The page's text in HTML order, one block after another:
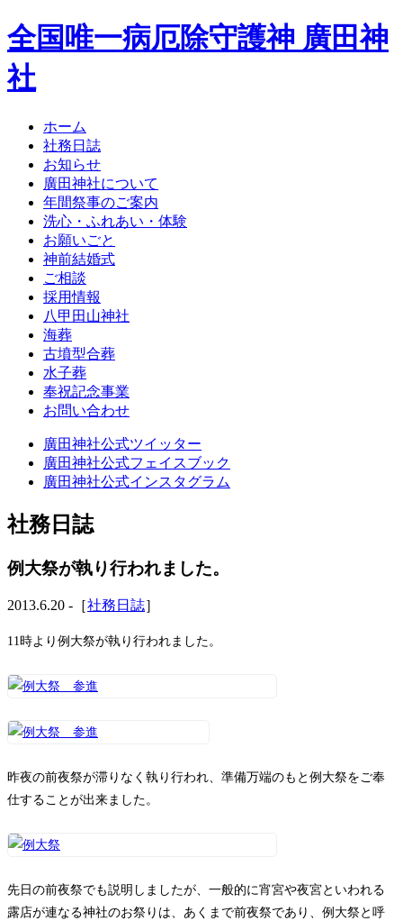
全国唯一病厄除守護神 廣田神
社
ホーム
社務日誌
お知らせ
廣田神社について
年間祭事のご案内
洗心・ふれあい・体験
お願いごと
神前結婚式
ご相談
採用情報
八甲田山神社
海葬
古墳型合葬
水子葬
奉祝記念事業
お問い合わせ
廣田神社公式ツイッター
廣田神社公式フェイスブック
廣田神社公式インスタグラム
社務日誌
例大祭が執り行われました。
2013.6.20 -［社務日誌］
11時より例大祭が執り行われました。
昨夜の前夜祭が滞りなく執り行われ、準備万端のもと例大祭をご奉
仕することが出来ました。
先日の前夜祭でも説明しましたが、一般的に宵宮や夜宮といわれる
露店が連なる神社のお祭りは、あくまで前夜祭であり、例大祭と呼